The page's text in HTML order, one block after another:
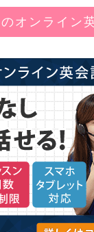
オンライン